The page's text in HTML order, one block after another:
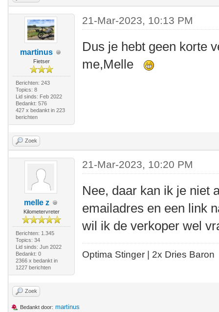
martinus
Fietser
Berichten: 243
Topics: 8
Lid sinds: Feb 2022
Bedankt: 576
427 x bedankt in 223
berichten
21-Mar-2023, 10:13 PM
Dus je hebt geen korte
me,Melle
Zoek
melle z
Kilometervreter
Berichten: 1.345
Topics: 34
Lid sinds: Jun 2022
Bedankt: 0
2366 x bedankt in
1227 berichten
21-Mar-2023, 10:20 PM
Nee, daar kan ik je niet
emailadres en een link
wil ik de verkoper wel
Optima Stinger | 2x Dries Baron
Zoek
Bedankt door: martinus